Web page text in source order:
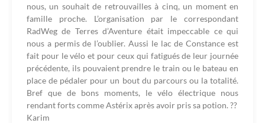
nous, un souhait de retrouvailles à cinq, un moment en
famille proche. L’organisation par le correspondant
RadWeg de Terres d’Aventure était impeccable ce qui
nous a permis de l’oublier. Aussi le lac de Constance est
fait pour le vélo et pour ceux qui fatigués de leur journée
précédente, ils pouvaient prendre le train ou le bateau en
place de pédaler pour un bout du parcours ou la totalité.
Bref que de bons moments, le vélo électrique nous
rendant forts comme Astérix après avoir pris sa potion. ??
Karim